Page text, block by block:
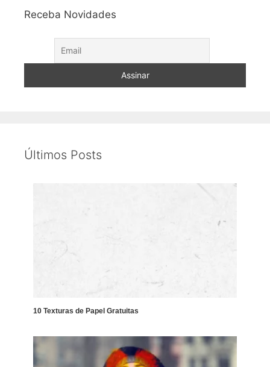
Receba Novidades
Últimos Posts
10 Texturas de Papel Gratuitas